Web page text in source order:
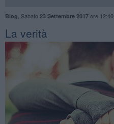
Blog Sabato 23 Settembre 2017ore 12:40
La verità